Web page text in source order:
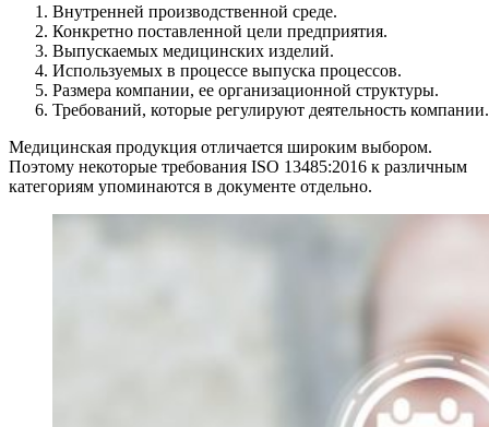
Внутренней производственной среде.
Конкретно поставленной цели предприятия.
Выпускаемых медицинских изделий.
Используемых в процессе выпуска процессов.
Размера компании, ее организационной структуры.
Требований, которые регулируют деятельность компании.
Медицинская продукция отличается широким выбором.
Поэтому некоторые требования ISO 13485:2016 к различным
категориям упоминаются в документе отдельно.